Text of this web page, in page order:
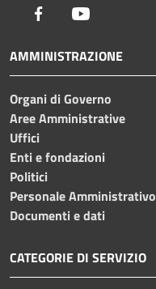
Facebook
AMMINISTRAZIONE
Organi di Governo
Aree Amministrative
Uffici
Enti e fondazioni
Politici
Personale Amministrativo
Documenti e dati
CATEGORIE DI SERVIZIO